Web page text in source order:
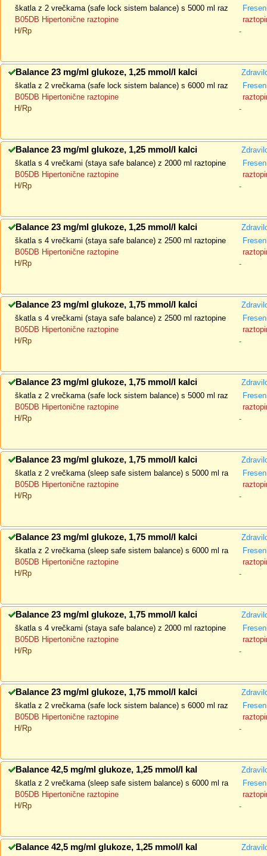
škatla z 2 vrečkama (safe lock sistem balance) s 5000 ml raz
B05DB Hipertonične raztopine
H/Rp
-
Balance 23 mg/ml glukoze, 1,25 mmol/l kalci
škatla z 2 vrečkama (safe lock sistem balance) s 6000 ml raz
B05DB Hipertonične raztopine
H/Rp
-
Balance 23 mg/ml glukoze, 1,25 mmol/l kalci
škatla s 4 vrečkami (staya safe balance) z 2000 ml raztopine
B05DB Hipertonične raztopine
H/Rp
-
Balance 23 mg/ml glukoze, 1,25 mmol/l kalci
škatla s 4 vrečkami (staya safe balance) z 2500 ml raztopine
B05DB Hipertonične raztopine
H/Rp
-
Balance 23 mg/ml glukoze, 1,75 mmol/l kalci
škatla s 4 vrečkami (staya safe balance) z 2500 ml raztopine
B05DB Hipertonične raztopine
H/Rp
-
Balance 23 mg/ml glukoze, 1,75 mmol/l kalci
škatla z 2 vrečkama (safe lock sistem balance) s 5000 ml raz
B05DB Hipertonične raztopine
H/Rp
-
Balance 23 mg/ml glukoze, 1,75 mmol/l kalci
škatla z 2 vrečkama (sleep safe sistem balance) s 5000 ml ra
B05DB Hipertonične raztopine
H/Rp
-
Balance 23 mg/ml glukoze, 1,75 mmol/l kalci
škatla z 2 vrečkama (sleep safe sistem balance) s 6000 ml ra
B05DB Hipertonične raztopine
H/Rp
-
Balance 23 mg/ml glukoze, 1,75 mmol/l kalci
škatla s 4 vrečkami (staya safe balance) z 2000 ml raztopine
B05DB Hipertonične raztopine
H/Rp
-
Balance 23 mg/ml glukoze, 1,75 mmol/l kalci
škatla z 2 vrečkama (safe lock sistem balance) s 6000 ml raz
B05DB Hipertonične raztopine
H/Rp
-
Balance 42,5 mg/ml glukoze, 1,25 mmol/l kal
škatla z 2 vrečkama (sleep safe sistem balance) s 6000 ml ra
B05DB Hipertonične raztopine
H/Rp
-
Balance 42,5 mg/ml glukoze, 1,25 mmol/l kal